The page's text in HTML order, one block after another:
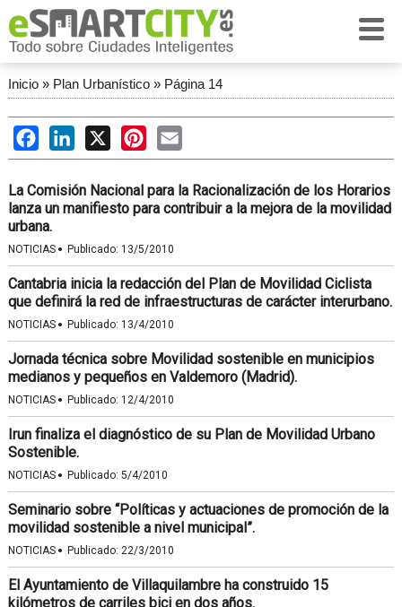
Inicio» Plan Urbanístico» Página 14
FacebookLinkedIn
X PinterestEmail
La Comisión Nacional para la Racionalización de los Horarios
lanza un manifiesto para contribuir a la mejora de la movilidad
urbana.
NOTICIAS · Publicado: 13/5/2010
Cantabria inicia la redacción del Plan de Movilidad Ciclista
que definirá la red de infraestructuras de carácter interurbano.
NOTICIAS · Publicado: 13/4/2010
Jornada técnica sobre Movilidad sostenible en municipios
medianos y pequeños en Valdemoro (Madrid).
NOTICIAS · Publicado: 12/4/2010
Irun finaliza el diagnóstico de su Plan de Movilidad Urbano
Sostenible.
NOTICIAS · Publicado: 5/4/2010
Seminario sobre “Políticas y actuaciones de promoción de la
movilidad sostenible a nivel municipal”.
NOTICIAS · Publicado: 22/3/2010
El Ayuntamiento de Villaquilambre ha construido 15
kilómetros de carriles bici en dos años.